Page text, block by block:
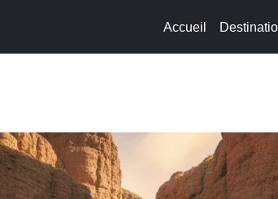
Accueil